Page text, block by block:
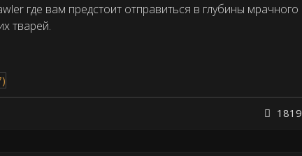
где вам предстоит отправиться в глубины мрачного
тварей.
1819